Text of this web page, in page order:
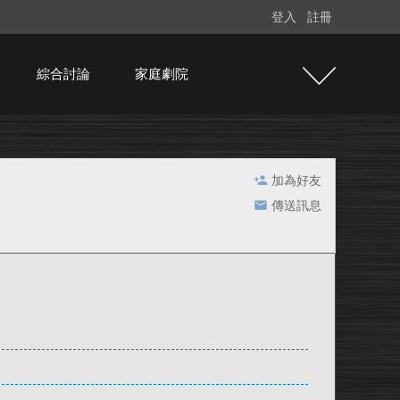
登入 註冊
綜合討論 家庭劇院
加為好友
傳送訊息